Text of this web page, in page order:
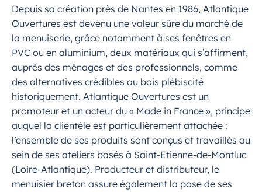
Depuis sa création près de Nantes en 1986, Atlantique
Ouvertures est devenu une valeur sûre du marché de
la menuiserie, grâce notamment à ses fenêtres en
PVC ou en aluminium, deux matériaux qui s’affirment,
auprès des ménages et des professionnels, comme
des alternatives crédibles au bois plébiscité
historiquement. Atlantique Ouvertures est un
promoteur et un acteur du « Made in France », principe
auquel la clientèle est particulièrement attachée :
l’ensemble de ses produits sont conçus et travaillés au
sein de ses ateliers basés à Saint-Etienne-de-Montluc
(Loire-Atlantique). Producteur et distributeur, le
menuisier breton assure également la pose de ses